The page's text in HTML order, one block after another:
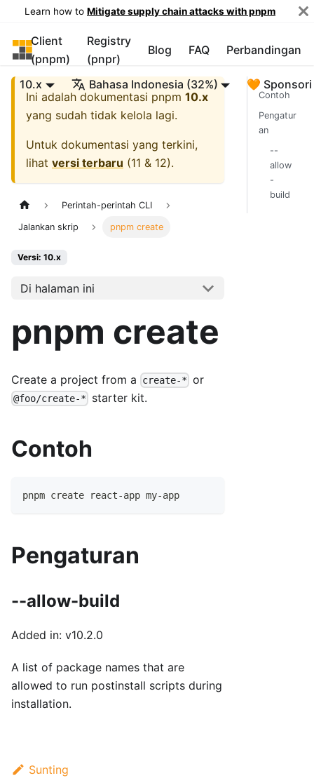
Learn how to Mitigate supply chain attacks with pnpm
pnpm
Client
(pnpm)
Registry
(pnpr)
Blog FAQ Perbandingan
10.x Bahasa Indonesia (32%)
🧡 Sponsori
Ini adalah dokumentasi pnpm 10.x
yang sudah tidak kelola lagi.
Untuk dokumentasi yang terkini,
lihat versi terbaru (11 & 12).
Perintah-perintah CLI
Jalankan skrip pnpm create
Versi: 10.x
Di halaman ini
pnpm create
Create a project from a create-* or
@foo/create-* starter kit.
Contoh
pnpm create react-app my-app
Pengaturan
--allow-build
Added in: v10.2.0
A list of package names that are
allowed to run postinstall scripts during
installation.
Sunting
Contoh
Pengatur
an
--
allow
-
build